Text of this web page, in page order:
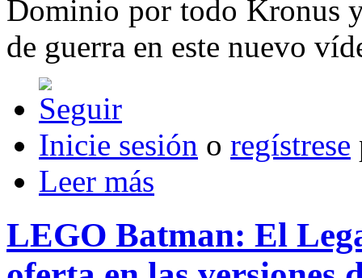
Dominio por todo Kronus
de guerra en este nuevo
Inicie sesión o regístrese
Leer más
LEGO Batman: El